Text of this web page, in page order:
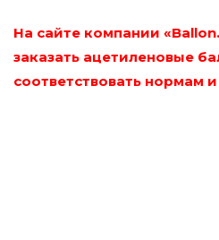
На сайте компании
заказать ацетиленовые
соответствовать нормам